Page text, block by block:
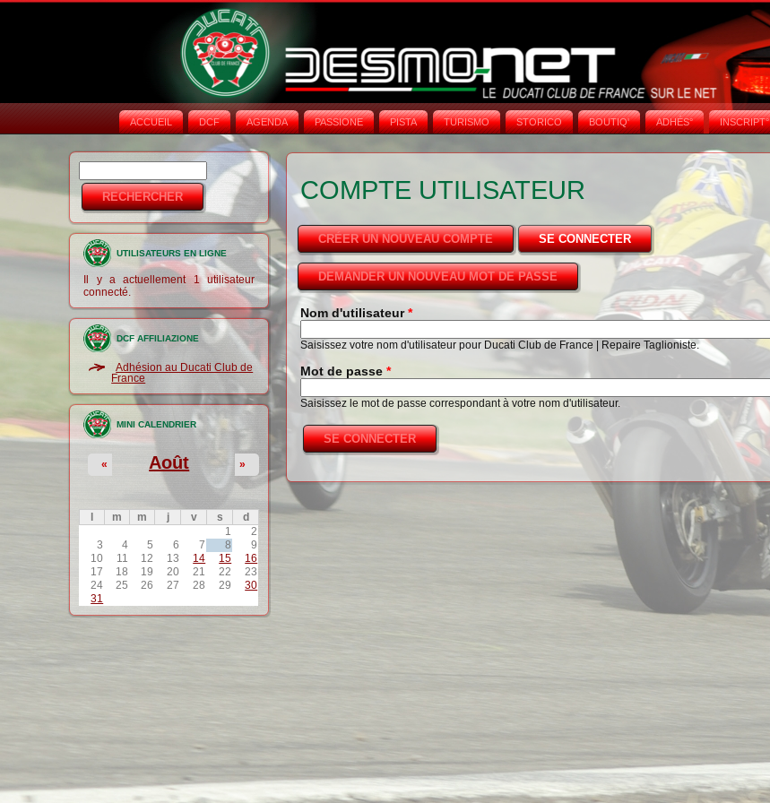
ACCUEIL DCF AGENDA PASSIONE PISTA TURISMO STORICO BOUTIQ' ADHÉS° INSCRIPT°
Formulaire de
recherche
UTILISATEURS EN LIGNE
Il y a actuellement 1 utilisateur
connecté.
DCF AFFILIAZIONE
Adhésion au Ducati Club de
France
MINI CALENDRIER
Août
« »
m m j v s
d
1
2
3
4 5 6 7 8
9
10
11 12 13 14 15
16
17
18 19 20 21 22
23
24
25 26 27 28 29
30
31
COMPTE UTILISATEUR
CRÉER UN NOUVEAU COMPTE SE CONNECTER(ONGLET ACTIF)
DEMANDER UN NOUVEAU MOT DE PASSE
Nom d'utilisateur*
Saisissez votre nom d'utilisateur pour Ducati Club de France | Repaire Taglioniste.
Mot de passe*
Saisissez le mot de passe correspondant à votre nom d'utilisateur.